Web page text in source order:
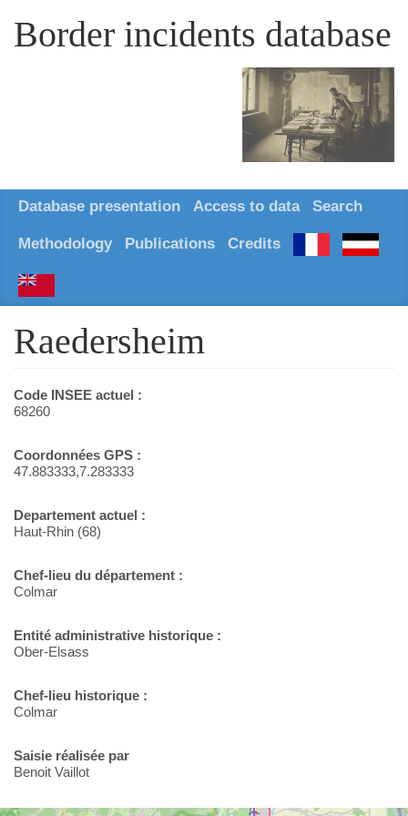
Border incidents database
Database presentation Access to data Search
Methodology Publications Credits
Raedersheim
Code INSEE actuel :
68260
Coordonnées GPS :
47.883333,7.283333
Departement actuel :
Haut-Rhin (68)
Chef-lieu du département :
Colmar
Entité administrative historique :
Ober-Elsass
Chef-lieu historique :
Colmar
Saisie réalisée par
Benoit Vaillot